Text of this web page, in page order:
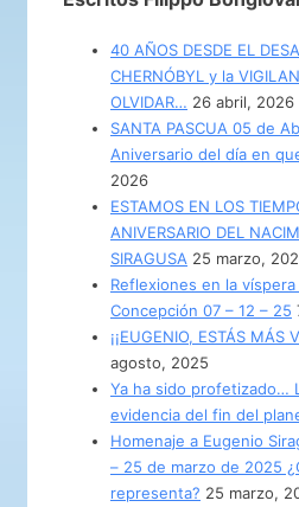
40 AÑOS DESDE EL
CHERNÓBYL y la
OLVIDAR… 26 abril, 2026
SANTA PASCUA 05 de
Aniversario del día en
2026
ESTAMOS EN LOS
ANIVERSARIO DEL
SIRAGUSA 25 marzo,
Reflexiones en la
Concepción 07 – 12 – 25
¡¡EUGENIO, ESTÁS MÁS
agosto, 2025
Ya ha sido profetizado…
evidencia del fin del
Homenaje a Eugenio
– 25 de marzo de 2025
representa? 25 marzo,